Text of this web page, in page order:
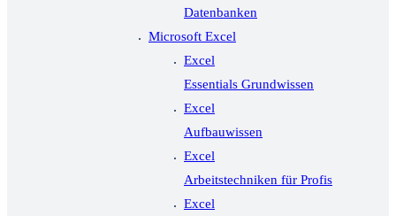
Datenbanken
Microsoft Excel
Excel
Essentials Grundwissen
Excel
Aufbauwissen
Excel
Arbeitstechniken für Profis
Excel